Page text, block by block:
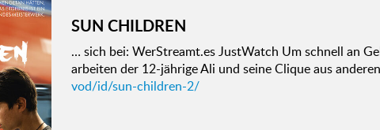
SUN CHILDREN
… sich bei: WerStreamt.es JustWatch Um schnell an
arbeiten der 12-jährige Ali und seine Clique aus
vod/id/sun-children-2/